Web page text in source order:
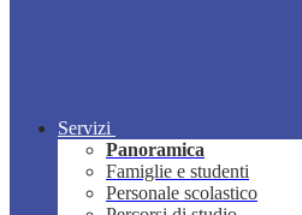
Servizi
Panoramica
Famiglie e studenti
Personale scolastico